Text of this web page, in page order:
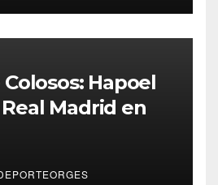
Hapoel
Madrid en